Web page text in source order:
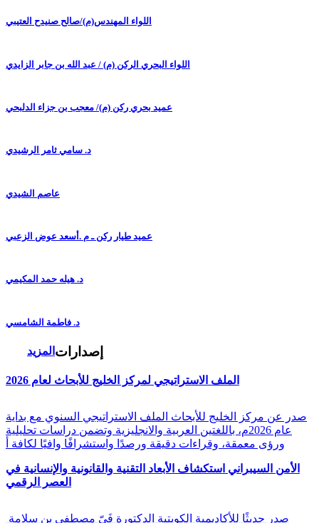
اللواء المهندس(م)/صالح صنيدح العتيبي
اللواء البحري الركن (م) / عبد الله بن جابر الزايدي
عميد بحري ركن (م)/ معجب بن جزاء الدلبحي
د. سامي ثامر الرشيدي
عاصم الشيدي
عميد طيار ركن ـ م .أسعد عوض الزعبي
د. هيله حمد المكيمي
د. فاطمة الشامسي
المزيد إصدارات
الملف الاستراتيجي لمركز الخليج للأبحاث لعام 2026
صدر عن مركز الخليج للأبحاث الملف الاستراتيجي السنوي مع بداية
عام 2026م، باللغتين العربية والانجليزية وتضمن دراسات تحليلية
ورؤى معمقة، وقراءات دقيقة ورصدًا واستشرافًا وافيًا لكافة أ
الأمن السيبراني استكشاف الأبعاد التقنية والقانونية والإنسانية في
العصر الرقمي